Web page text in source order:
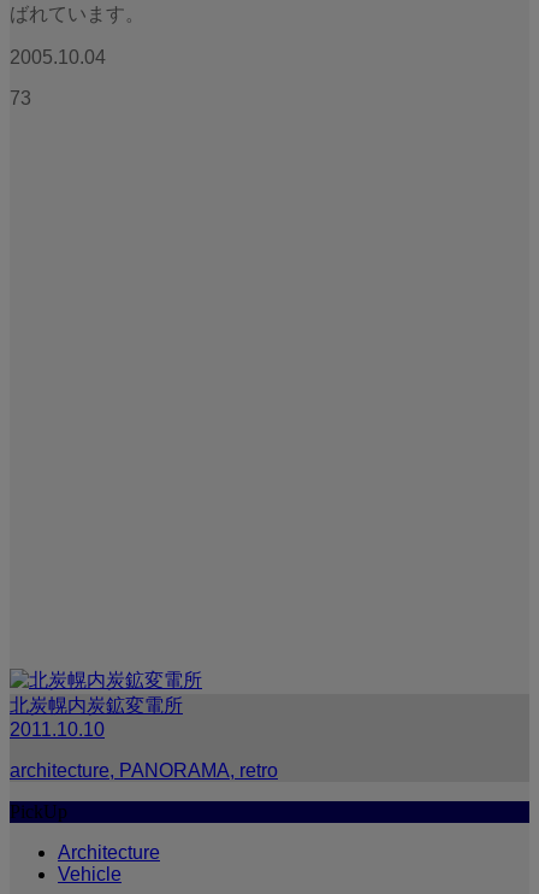
ばれています。
2005.10.04
73
北炭幌内炭鉱変電所
2011.10.10
architecture, PANORAMA, retro
PickUp
Architecture
Vehicle